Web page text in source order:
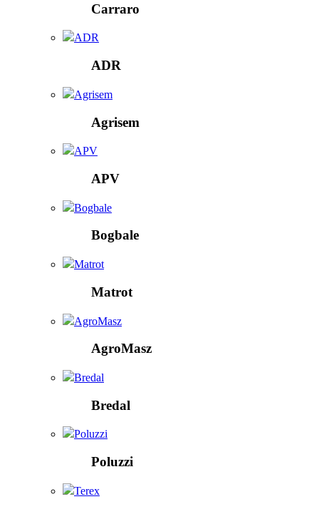
Carraro
ADR
ADR
Agrisem
Agrisem
APV
APV
Bogbale
Bogbale
Matrot
Matrot
AgroMasz
AgroMasz
Bredal
Bredal
Poluzzi
Poluzzi
Terex